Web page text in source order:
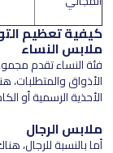
كيفية تعظيم
ملابس النساء
فئة النساء تقدم
الأذواق
الأحذية الرسمية أو
ملابس الرجال
أما بالنسبة للرجال،